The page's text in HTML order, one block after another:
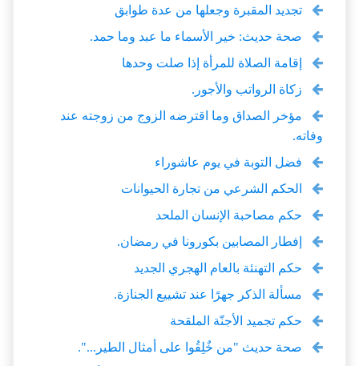
تجديد المقبرة وجعلها من عدة طوابق
صحة حديث: خير الأسماء ما عبد وما حمد.
إقامة الصلاة للمرأة إذا صلت وحدها
زكاة الرواتب والأجور.
مؤخر الصداق وما اقترضه الزوج من زوجته عند
وفاته.
فضل التوبة في يوم عاشوراء
الحكم الشرعي من تجارة الحيوانات
حكم مصاحبة الإنسان الملحد
إفطار المصابين بكورونا في رمضان.
حكم التهنئة بالعام الهجري الجديد
مسألة الذكر جهرًا عند تشييع الجنازة.
حكم تجميد الأجنّة الملقحة
صحة حديث "من خٌلِقُوا على أمثال الطير...".